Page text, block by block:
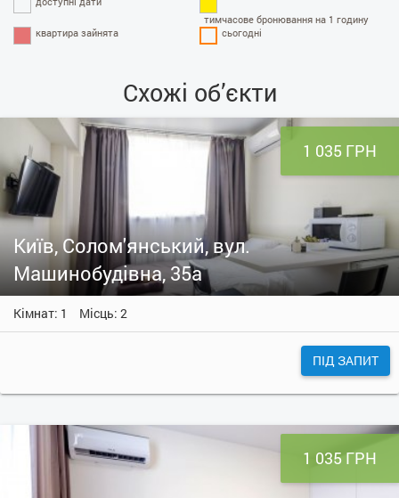
тимчасове бронювання на 1 годину
квартира зайнята
сьогодні
Схожі об’єкти
1 035 ГРН
Київ, Солом'янський, вул.
Машинобудівна, 35а
Кімнат: 1 Місць: 2
ПІД ЗАПИТ
1 035 ГРН